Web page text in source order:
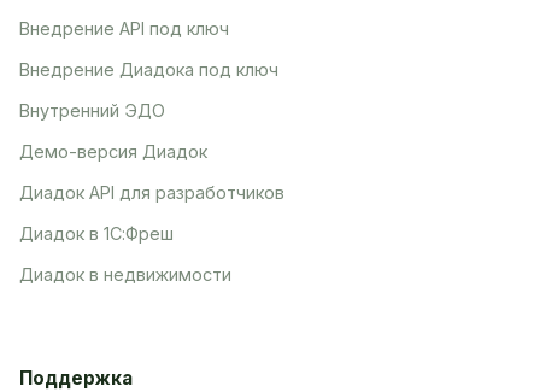
Внедрение API под ключ
Внедрение Диадока под ключ
Внутренний ЭДО
Демо-версия Диадок
Диадок API для разработчиков
Диадок в 1С:Фреш
Диадок в недвижимости
Поддержка